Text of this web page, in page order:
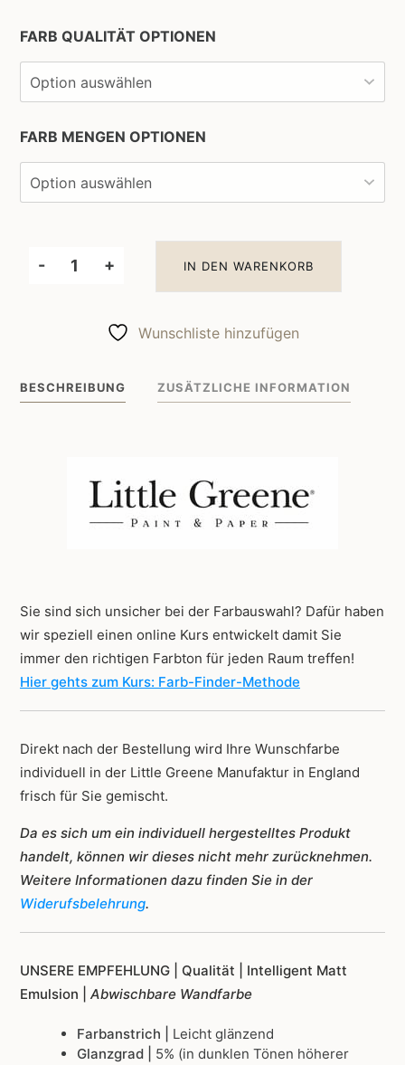
FARB QUALITÄT OPTIONEN
FARB MENGEN OPTIONEN
-
Little
Wandfarbe
74
+ IN DEN WARENKORB
Wunschliste hinzufügen
BESCHREIBUNG ZUSÄTZLICHE INFORMATION
Sie sind sich unsicher bei der Farbauswahl? Dafür haben
wir speziell einen online Kurs entwickelt damit Sie
immer den richtigen Farbton für jeden Raum treffen!
Hier gehts zum Kurs: Farb-Finder-Methode
Direkt nach der Bestellung wird Ihre Wunschfarbe
individuell in der Little Greene Manufaktur in England
frisch für Sie gemischt.
Da es sich um ein individuell hergestelltes Produkt
handelt, können wir dieses nicht mehr zurücknehmen.
Weitere Informationen dazu finden Sie in der
Widerufsbelehrung.
UNSERE EMPFEHLUNG | Qualität | Intelligent Matt
Emulsion | Abwischbare Wandfarbe
Farbanstrich | Leicht glänzend
Glanzgrad | 5% (in dunklen Tönen höherer